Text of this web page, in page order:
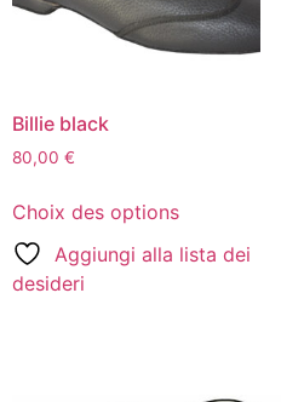
Billie black
80,00 €
Choix des options
Aggiungi alla lista dei
desideri